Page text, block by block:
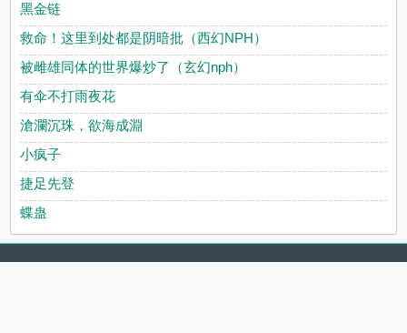
黑金链
救命！这里到处都是阴暗批（西幻NPH）
被雌雄同体的世界爆炒了（玄幻nph）
有伞不打雨夜花
滄瀾沉珠，欲海成淵
小疯子
捷足先登
蝶蛊